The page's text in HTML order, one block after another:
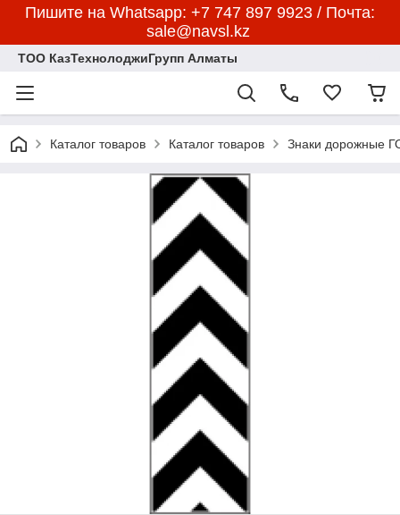
Пишите на Whatsapp: +7 747 897 9923 / Почта:
sale@navsl.kz
ТОО КазТехнолоджиГрупп Алматы
Каталог товаров Каталог товаров Знаки дорожные